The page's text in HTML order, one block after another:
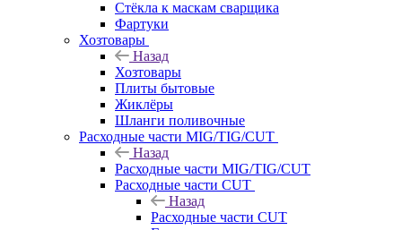
Стёкла к маскам сварщика
Фартуки
Хозтовары
Назад
Хозтовары
Плиты бытовые
Жиклёры
Шланги поливочные
Расходные части MIG/TIG/CUT
Назад
Расходные части MIG/TIG/CUT
Расходные части CUT
Назад
Расходные части CUT